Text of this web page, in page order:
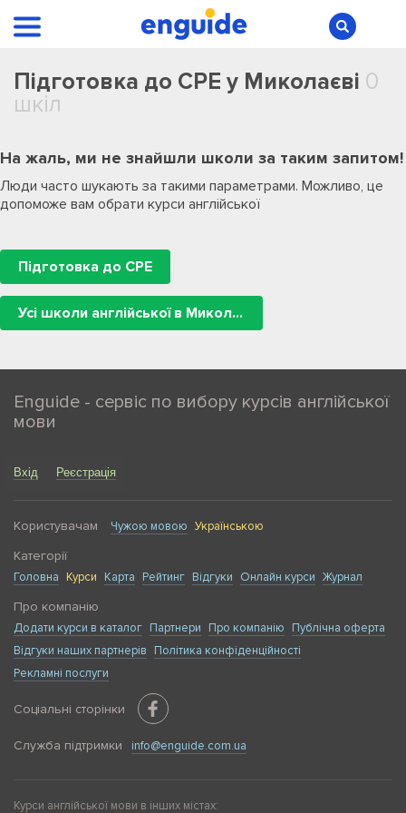
Підготовка до CPE у Миколаєві 0
шкіл
На жаль, ми не знайшли школи за таким запитом!
Люди часто шукають за такими параметрами. Можливо, це
допоможе вам обрати курси англійської
Підготовка до CPE
Усі школи англійської в Миколаєві
Enguide - сервіс по вибору курсів англійської
мови
Вхід Реєстрація
Користувачам Чужою мовою Українською
Категорії
Головна Курси Карта Рейтинг Відгуки Онлайн курси Журнал
Про компанію
Додати курси в каталог Партнери Про компанію
Публічна оферта
Відгуки наших партнерів
Політика конфіденційності
Рекламні послуги
Соціальні сторінки
Служба підтримки info@enguide.com.ua
Курси англійської мови в інших містах: